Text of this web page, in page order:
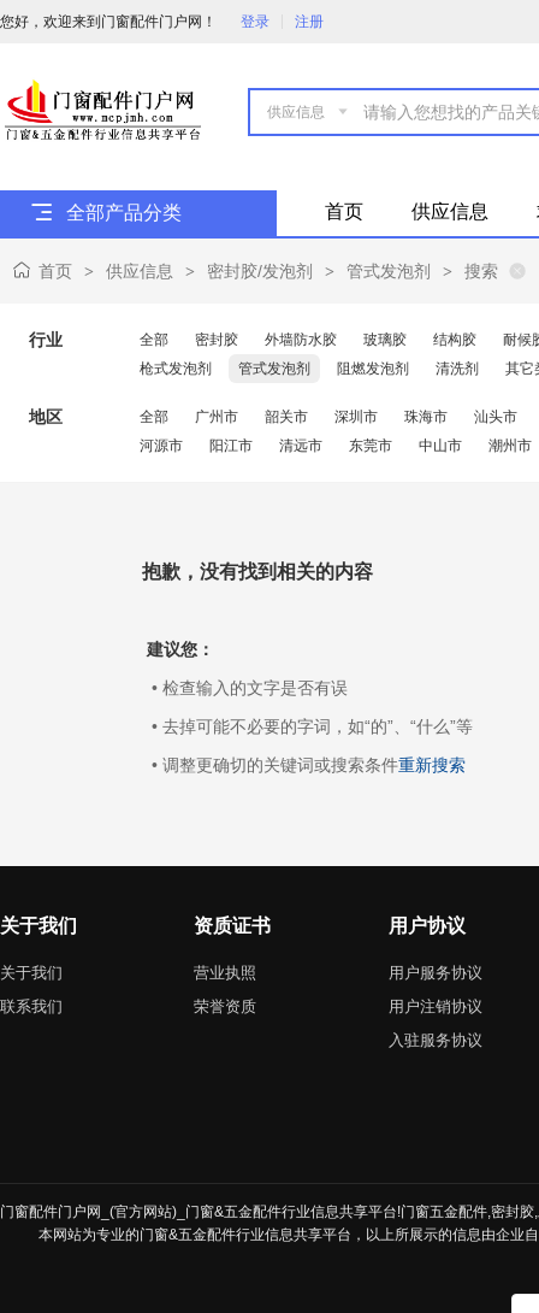
您好，欢迎来到门窗配件门户网！ 登录 注册

全部产品分类 首页 供应信息
首页 > 供应信息 > 密封胶/发泡剂 > 管式发泡剂 > 搜索
行业 全部 密封胶 外墙防水胶 玻璃胶 结构胶
耐候
枪式发泡剂
管式发泡剂 阻燃发泡剂 清洗剂 其它
地区 全部 广州市 韶关市 深圳市 珠海市
汕头市
河源市
阳江市 清远市 东莞市 中山市 潮州市
抱歉，没有找到相关的内容
建议您：
• 检查输入的文字是否有误
• 去掉可能不必要的字词，如“的”、“什么”等
• 调整更确切的关键词或搜索条件重新搜索
关于我们
关于我们
联系我们
资质证书
营业执照
荣誉资质
用户协议
用户服务协议
用户注销协议
入驻服务协议
门窗配件门户网_(官方网站)_门窗&五金配件行业信息共享平台!门窗五金配件,密封
本网站为专业的门窗&五金配件行业信息共享平台，以上所展示的信息由企业